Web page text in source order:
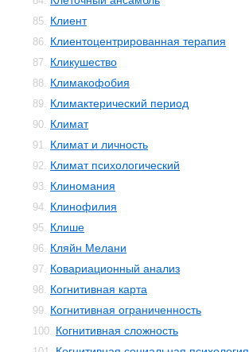
85. Клиент
86. Клиентоцентрированная терапия
87. Кликушество
88. Климакофобия
89. Климактерический период
90. Климат
91. Климат и личность
92. Климат психологический
93. Клиномания
94. Клинофилия
95. Клише
96. Кляйн Мелани
97. Ковариационный анализ
98. Когнитивная карта
99. Когнитивная ограниченность
100. Когнитивная сложность